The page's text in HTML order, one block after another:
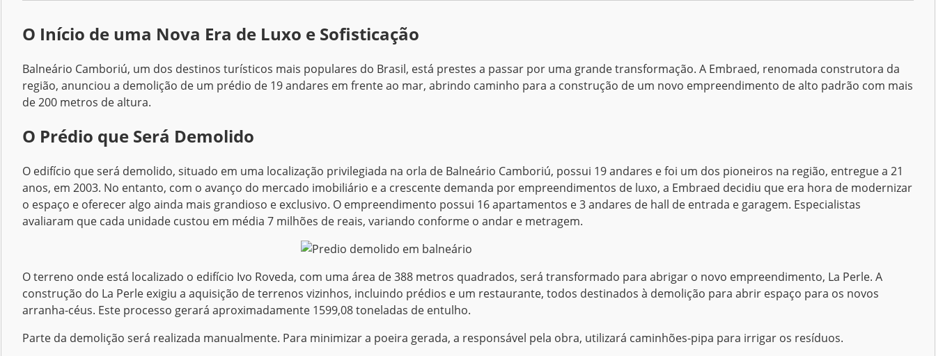
O Início de uma Nova Era de Luxo e Sofisticação
Balneário Camboriú, um dos destinos turísticos mais populares do Brasil, está prestes a passar por uma grande transformação. A Embraed, renomada construtora da
região, anunciou a demolição de um prédio de 19 andares em frente ao mar, abrindo caminho para a construção de um novo empreendimento de alto padrão com mais
de 200 metros de altura.
O Prédio que Será Demolido
O edifício que será demolido, situado em uma localização privilegiada na orla de Balneário Camboriú, possui 19 andares e foi um dos pioneiros na região, entregue a 21
anos, em 2003. No entanto, com o avanço do mercado imobiliário e a crescente demanda por empreendimentos de luxo, a Embraed decidiu que era hora de modernizar
o espaço e oferecer algo ainda mais grandioso e exclusivo. O empreendimento possui 16 apartamentos e 3 andares de hall de entrada e garagem. Especialistas
avaliaram que cada unidade custou em média 7 milhões de reais, variando conforme o andar e metragem.
O terreno onde está localizado o edifício Ivo Roveda, com uma área de 388 metros quadrados, será transformado para abrigar o novo empreendimento, La Perle. A
construção do La Perle exigiu a aquisição de terrenos vizinhos, incluindo prédios e um restaurante, todos destinados à demolição para abrir espaço para os novos
arranha-céus. Este processo gerará aproximadamente 1599,08 toneladas de entulho.
Parte da demolição será realizada manualmente. Para minimizar a poeira gerada, a responsável pela obra, utilizará caminhões-pipa para irrigar os resíduos.